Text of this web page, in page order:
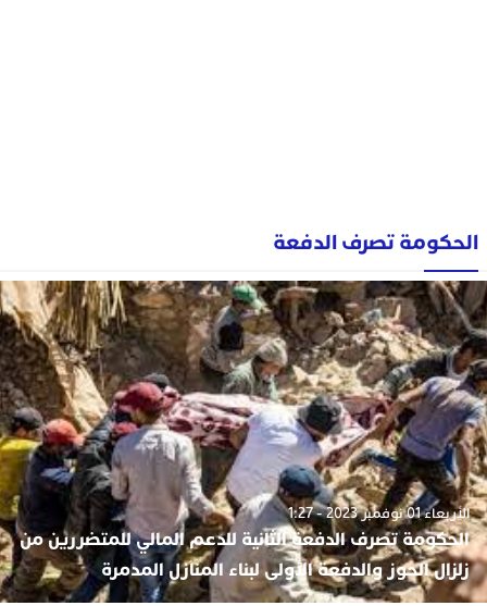
الحكومة تصرف الدفعة
الأربعاء 01 نوفمبر 2023 - 1:27
الحكومة تصرف الدفعة الثانية للدعم المالي للمتضررين من
زلزال الحوز والدفعة الأولى لبناء المنازل المدمرة